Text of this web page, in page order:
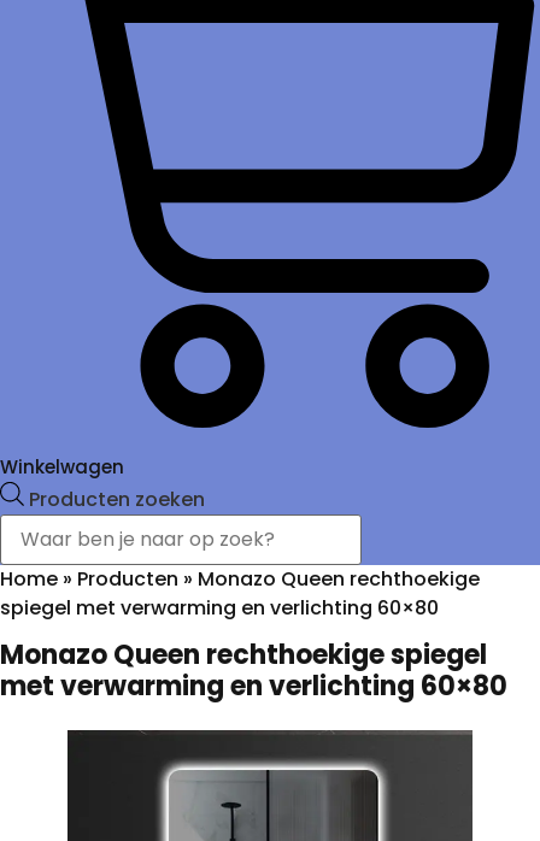
Winkelwagen
Producten zoeken
Home » Producten » Monazo Queen rechthoekige
spiegel met verwarming en verlichting 60×80
Monazo Queen rechthoekige spiegel
met verwarming en verlichting 60×80